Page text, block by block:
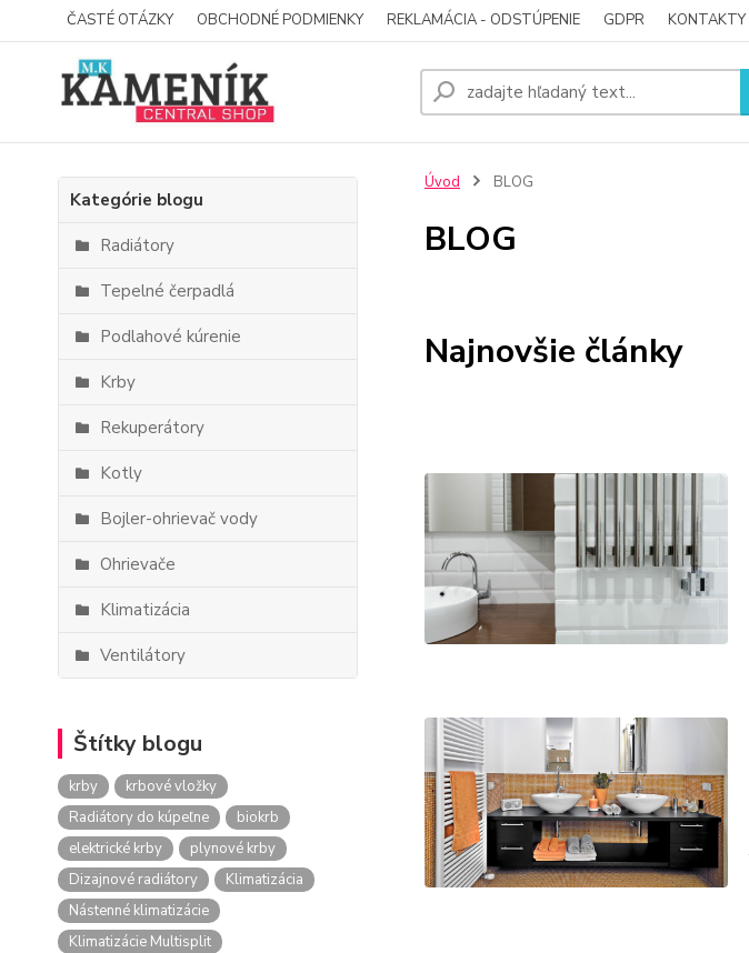
ČASTÉ OTÁZKY OBCHODNÉ PODMIENKY REKLAMÁCIA - ODSTÚPENIE GDPR KONTAKTY
Kategórie blogu
Radiátory
Tepelné čerpadlá
Podlahové kúrenie
Krby
Rekuperátory
Kotly
Bojler-ohrievač vody
Ohrievače
Klimatizácia
Ventilátory
Štítky blogu
krby
krbové vložky
Radiátory do kúpeľne
biokrb
elektrické krby
plynové krby
Dizajnové radiátory
Klimatizácia
Nástenné klimatizácie
Klimatizácie Multisplit
Úvod BLOG
BLOG
Najnovšie články